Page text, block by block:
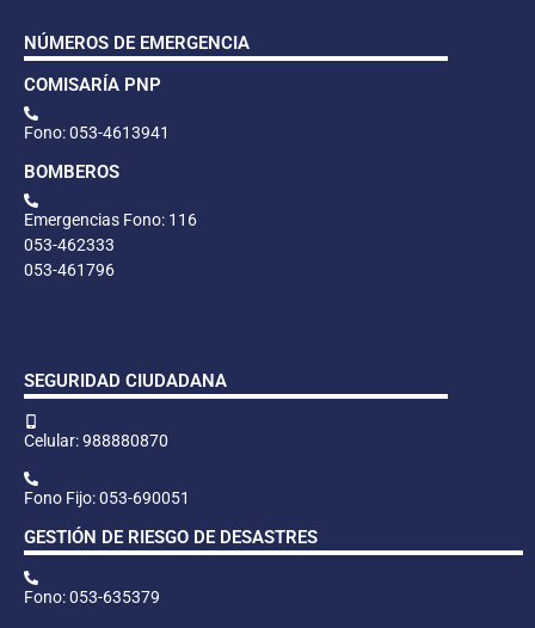
NÚMEROS DE EMERGENCIA
COMISARÍA PNP
Fono: 053-4613941
BOMBEROS
Emergencias Fono: 116
053-462333
053-461796
SEGURIDAD CIUDADANA
Celular: 988880870
Fono Fijo: 053-690051
GESTIÓN DE RIESGO DE DESASTRES
Fono: 053-635379